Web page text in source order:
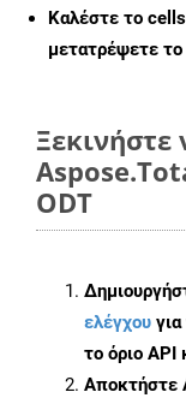
Καλέστε το
μετατρέψετε
Ξεκινήστε
ODT
ελέγχου
το όριο API
Αποκτήστε